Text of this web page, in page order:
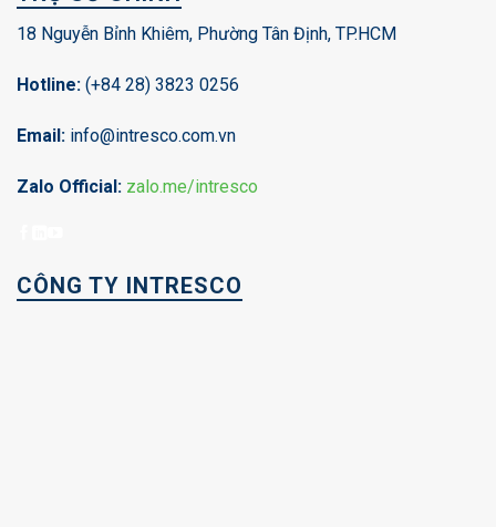
18 Nguyễn Bỉnh Khiêm, Phường Tân Định, TP.HCM
Hotline: (+84 28) 3823 0256
Email: info@intresco.com.vn
Zalo Official: zalo.me/intresco
CÔNG TY INTRESCO